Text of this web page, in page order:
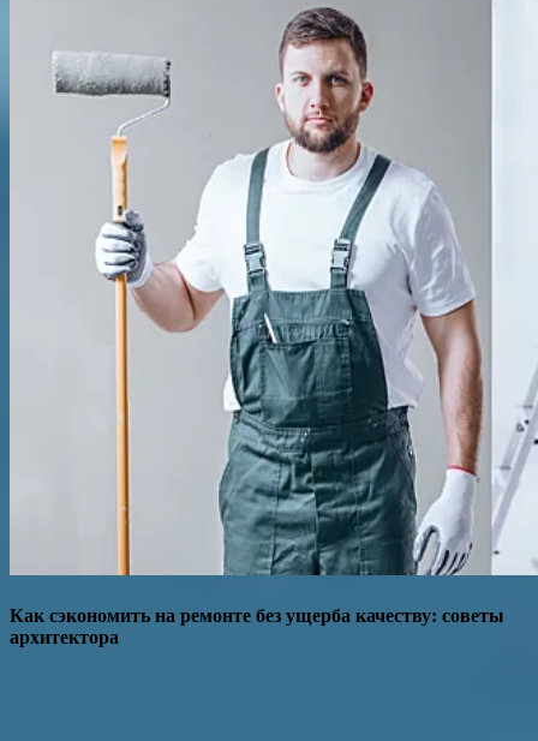
Как сэкономить на ремонте без ущерба качеству: советы
архитектора